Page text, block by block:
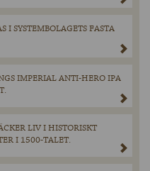
I SYSTEMBOLAGETS FASTA
IMPERIAL ANTI-HERO IPA
LIV I HISTORISKT
I 1500-TALET.